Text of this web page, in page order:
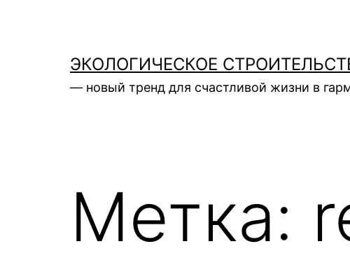
содержимомуЭКОЛОГИЧЕСКОЕ
— новый тренд для счастливой жизни в
Метка: